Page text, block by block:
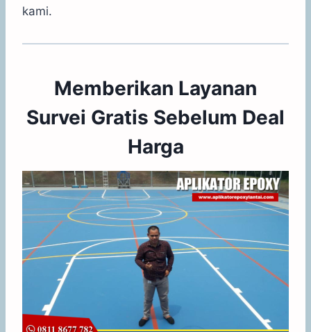
kami.
Memberikan Layanan
Survei Gratis Sebelum Deal
Harga